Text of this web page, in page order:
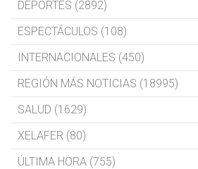
DEPORTES (2892)
ESPECTÁCULOS (108)
INTERNACIONALES (450)
REGIÓN MÁS NOTICIAS (18995)
SALUD (1629)
XELAFER (80)
ÚLTIMA HORA (755)